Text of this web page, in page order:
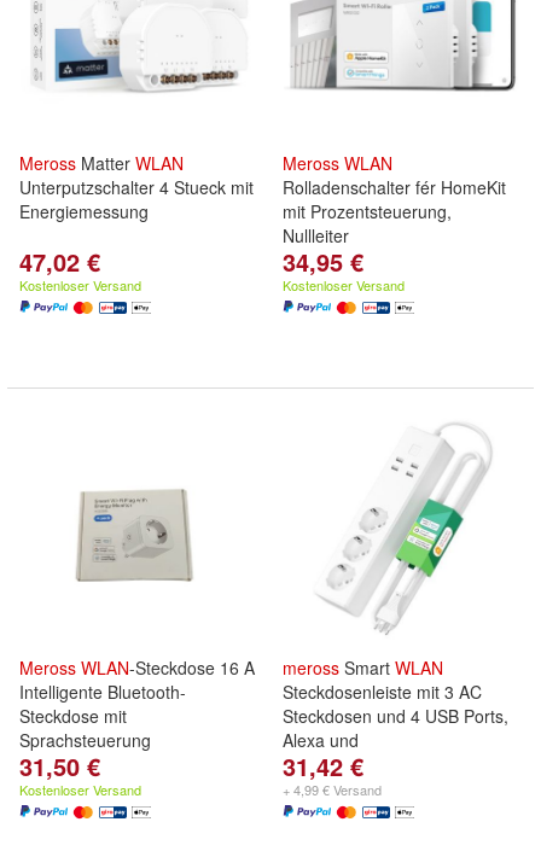
Meross Matter WLAN
Unterputzschalter 4 Stueck mit
Energiemessung
47,02 €
Kostenloser Versand
Meross WLAN
Rolladenschalter fér HomeKit
mit Prozentsteuerung,
Nullleiter
34,95 €
Kostenloser Versand
Meross WLAN-Steckdose 16 A
Intelligente Bluetooth-
Steckdose mit
Sprachsteuerung
31,50 €
Kostenloser Versand
meross Smart WLAN
Steckdosenleiste mit 3 AC
Steckdosen und 4 USB Ports,
Alexa und
31,42 €
+ 4,99 € Versand